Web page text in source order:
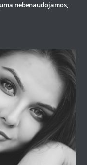
nebenaudojamos,